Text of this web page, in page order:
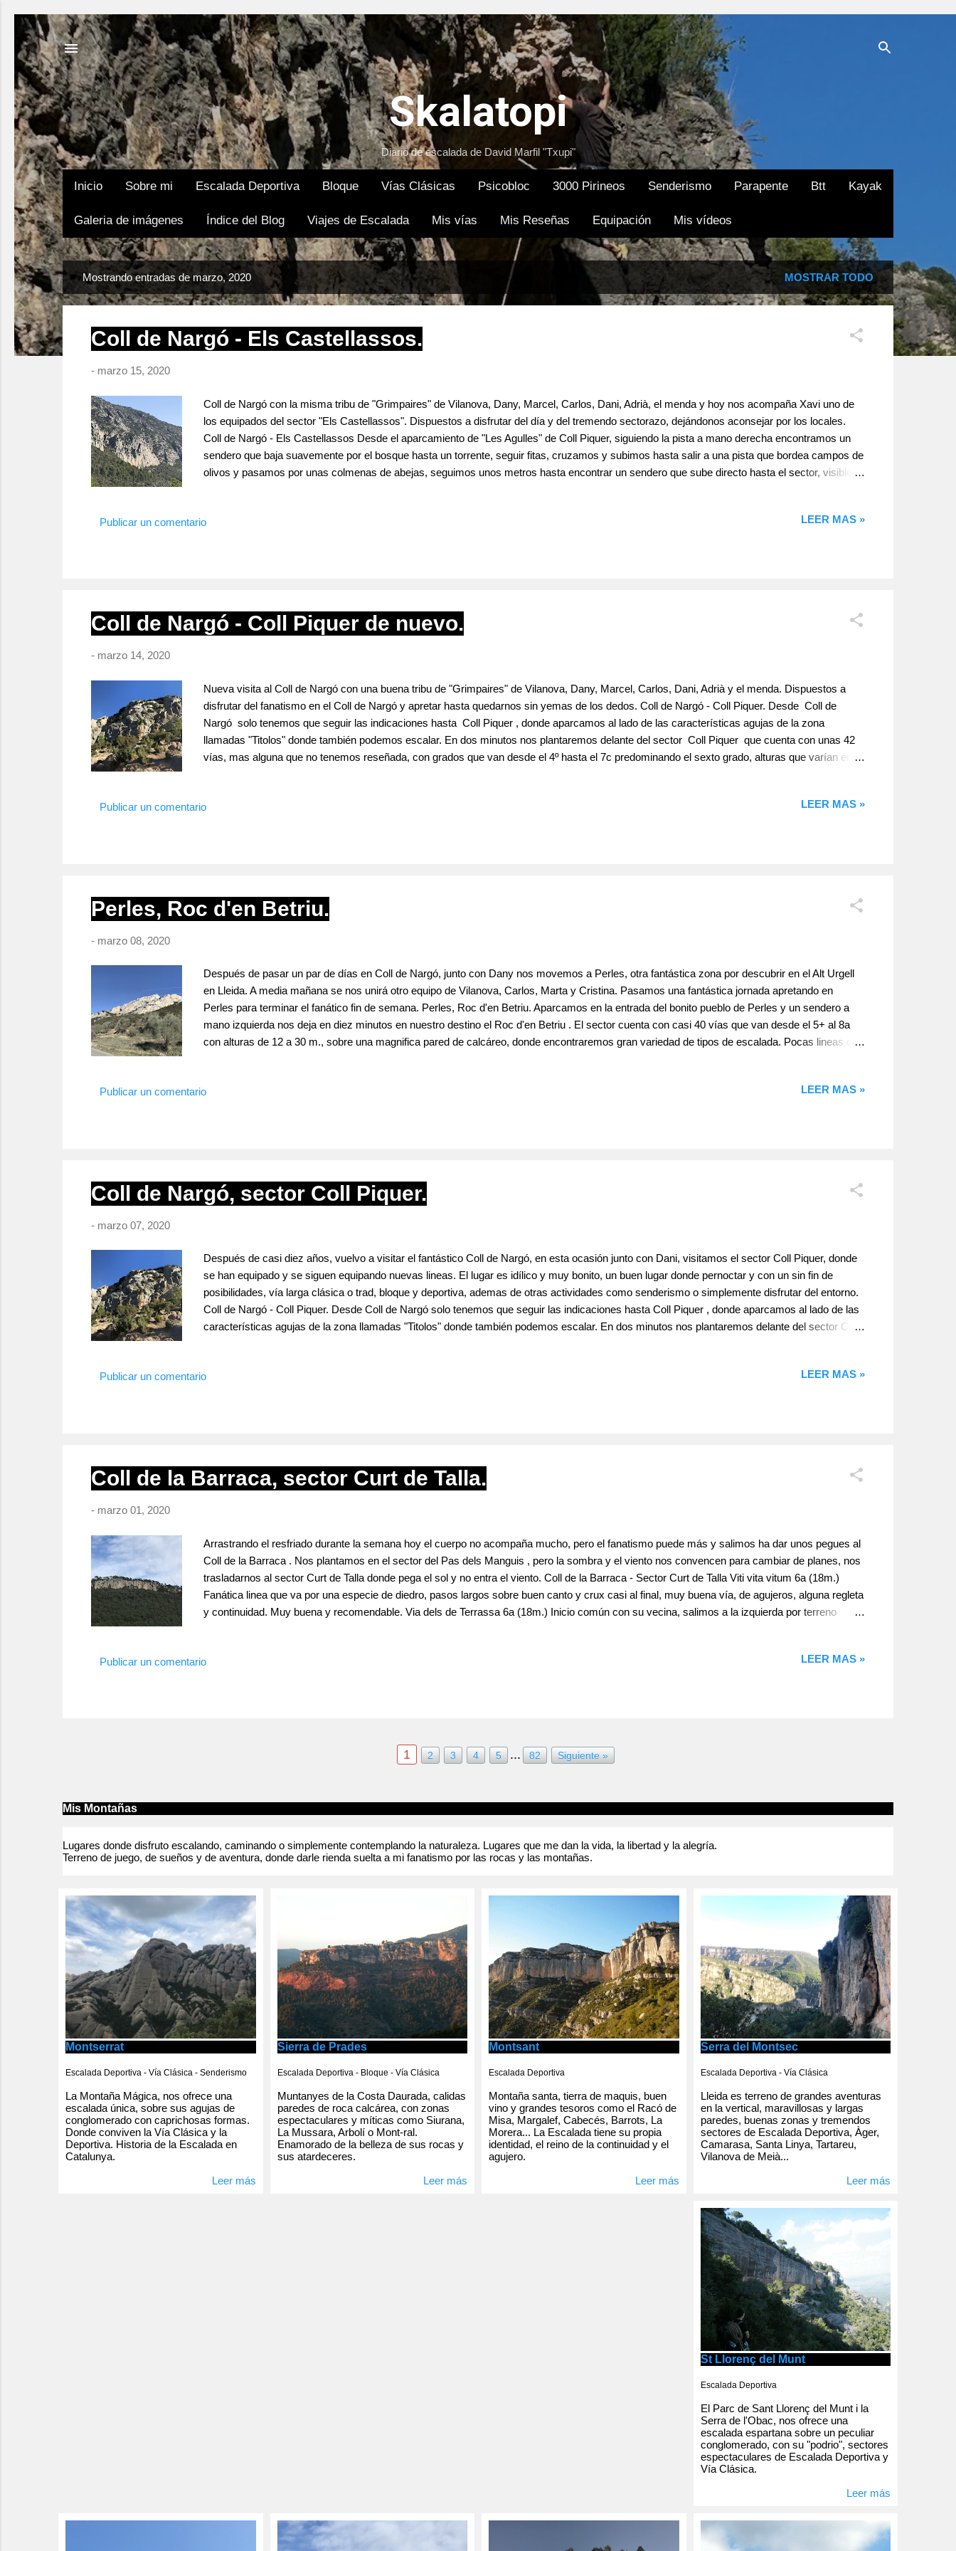
Ir al contenido principal
Skalatopi
Diario de escalada de David Marfil "Txupi"
Inicio Sobre mi Escalada Deportiva Bloque Vías Clásicas Psicobloc 3000 Pirineos Senderismo Parapente Btt Kayak
Galeria de imágenes Índice del Blog Viajes de Escalada Mis vías Mis Reseñas Equipación Mis vídeos
E
n
t
Mostrando entradas de marzo, 2020 MOSTRAR TODO
Coll de Nargó - Els Castellassos.
- marzo 15, 2020
Coll de Nargó con la misma tribu de "Grimpaires" de Vilanova, Dany, Marcel, Carlos, Dani, Adrià, el menda y hoy nos acompaña Xavi uno de
los equipados del sector "Els Castellassos". Dispuestos a disfrutar del día y del tremendo sectorazo, dejándonos aconsejar por los locales.
Coll de Nargó - Els Castellassos Desde el aparcamiento de "Les Agulles" de Coll Piquer, siguiendo la pista a mano derecha encontramos un
sendero que baja suavemente por el bosque hasta un torrente, seguir fitas, cruzamos y subimos hasta salir a una pista que bordea campos de
olivos y pasamos por unas colmenas de abejas, seguimos unos metros hasta encontrar un sendero que sube directo hasta el sector, visible
Publicar un comentario
LEER MAS »
Coll de Nargó - Coll Piquer de nuevo.
- marzo 14, 2020
Nueva visita al Coll de Nargó con una buena tribu de "Grimpaires" de Vilanova, Dany, Marcel, Carlos, Dani, Adrià y el menda. Dispuestos a
disfrutar del fanatismo en el Coll de Nargó y apretar hasta quedarnos sin yemas de los dedos. Coll de Nargó - Coll Piquer. Desde Coll de
Nargó solo tenemos que seguir las indicaciones hasta Coll Piquer , donde aparcamos al lado de las características agujas de la zona
llamadas "Titolos" donde también podemos escalar. En dos minutos nos plantaremos delante del sector Coll Piquer que cuenta con unas 42
vías, mas alguna que no tenemos reseñada, con grados que van desde el 4º hasta el 7c predominando el sexto grado, alturas que varían entre
Publicar un comentario
LEER MAS »
Perles, Roc d'en Betriu.
- marzo 08, 2020
Después de pasar un par de días en Coll de Nargó, junto con Dany nos movemos a Perles, otra fantástica zona por descubrir en el Alt Urgell
en Lleida. A media mañana se nos unirá otro equipo de Vilanova, Carlos, Marta y Cristina. Pasamos una fantástica jornada apretando en
Perles para terminar el fanático fin de semana. Perles, Roc d'en Betriu. Aparcamos en la entrada del bonito pueblo de Perles y un sendero a
mano izquierda nos deja en diez minutos en nuestro destino el Roc d'en Betriu . El sector cuenta con casi 40 vías que van desde el 5+ al 8a
con alturas de 12 a 30 m., sobre una magnifica pared de calcáreo, donde encontraremos gran variedad de tipos de escalada. Pocas lineas de
Publicar un comentario
LEER MAS »
Coll de Nargó, sector Coll Piquer.
- marzo 07, 2020
Después de casi diez años, vuelvo a visitar el fantástico Coll de Nargó, en esta ocasión junto con Dani, visitamos el sector Coll Piquer, donde
se han equipado y se siguen equipando nuevas lineas. El lugar es idílico y muy bonito, un buen lugar donde pernoctar y con un sin fin de
posibilidades, vía larga clásica o trad, bloque y deportiva, ademas de otras actividades como senderismo o simplemente disfrutar del entorno.
Coll de Nargó - Coll Piquer. Desde Coll de Nargó solo tenemos que seguir las indicaciones hasta Coll Piquer , donde aparcamos al lado de las
características agujas de la zona llamadas "Titolos" donde también podemos escalar. En dos minutos nos plantaremos delante del sector Coll
ampliada y...
Publicar un comentario LEER MAS »
Coll de la Barraca, sector Curt de Talla.
- marzo 01, 2020
Arrastrando el resfriado durante la semana hoy el cuerpo no acompaña mucho, pero el fanatismo puede más y salimos ha dar unos pegues al
Coll de la Barraca . Nos plantamos en el sector del Pas dels Manguis , pero la sombra y el viento nos convencen para cambiar de planes, nos
trasladarnos al sector Curt de Talla donde pega el sol y no entra el viento. Coll de la Barraca - Sector Curt de Talla Viti vita vitum 6a (18m.)
Fanática linea que va por una especie de diedro, pasos largos sobre buen canto y crux casi al final, muy buena vía, de agujeros, alguna regleta
y continuidad. Muy buena y recomendable. Via dels de Terrassa 6a (18m.) Inicio común con su vecina, salimos a la izquierda por terreno
Bonita...
Publicar un comentario LEER MAS »
1 2 3 4 5 ... 82 Siguiente »
Mis Montañas
Lugares donde disfruto escalando, caminando o simplemente contemplando la naturaleza. Lugares que me dan la vida, la libertad y la alegría.
Terreno de juego, de sueños y de aventura, donde darle rienda suelta a mi fanatismo por las rocas y las montañas.
Montserrat
Escalada Deportiva - Vía Clásica - Senderismo
La Montaña Mágica, nos ofrece una
escalada única, sobre sus agujas de
conglomerado con caprichosas formas.
Donde conviven la Vía Clásica y la
Deportiva. Historia de la Escalada en
Catalunya.
Leer más
Sierra de Prades
Escalada Deportiva - Bloque - Vía Clásica
Muntanyes de la Costa Daurada, calidas
paredes de roca calcárea, con zonas
espectaculares y míticas como Siurana,
La Mussara, Arbolí o Mont-ral.
Enamorado de la belleza de sus rocas y
sus atardeceres.
Leer más
Montsant
Escalada Deportiva
Montaña santa, tierra de maquis, buen
vino y grandes tesoros como el Racó de
Misa, Margalef, Cabecés, Barrots, La
Morera... La Escalada tiene su propia
identidad, el reino de la continuidad y el
agujero.
Leer más
Serra del Montsec
Escalada Deportiva - Vía Clásica
Lleida es terreno de grandes aventuras
en la vertical, maravillosas y largas
paredes, buenas zonas y tremendos
sectores de Escalada Deportiva, Àger,
Camarasa, Santa Linya, Tartareu,
Vilanova de Meià...
Leer más
St Llorenç del Munt
Escalada Deportiva
El Parc de Sant Llorenç del Munt i la
Serra de l'Obac, nos ofrece una
escalada espartana sobre un peculiar
conglomerado, con su "podrio", sectores
espectaculares de Escalada Deportiva y
Vía Clásica.
Leer más